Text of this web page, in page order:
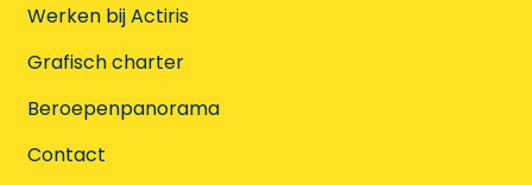
Werken bij Actiris
Grafisch charter
Beroepenpanorama
Contact